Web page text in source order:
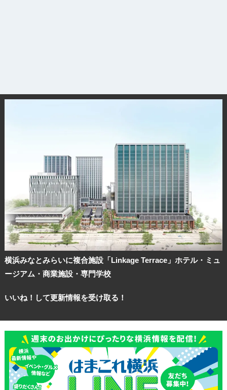
横浜みなとみらいに複合施設「Linkage Terrace」ホテル・ミュ
ージアム・商業施設・専門学校
いいね！して更新情報を受け取る！